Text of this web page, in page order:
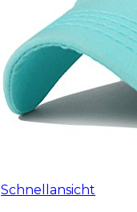
Schnellansicht